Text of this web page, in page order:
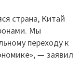
страна, Китай
Мы
переходу к
— заявил